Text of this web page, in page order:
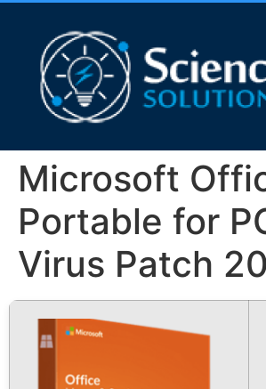
Microsoft
Portable for
Virus Patch